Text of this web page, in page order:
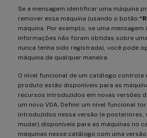
Se a mensagem identificar uma máquina
remover essa máquina (usando o botão
máquina. Por exemplo, se uma mensagem
informações não foram obtidas sobre
nunca tenha sido registrada), você pode
máquina de qualquer maneira.
O nível funcional de um catálogo controla
produto estão disponíveis para as
recursos introduzidos em novas versões
um novo VDA. Definir um nível funcional
introduzidos nessa versão (e posteriores,
mudar) disponíveis para as máquinas no
máquinas nesse catálogo com uma